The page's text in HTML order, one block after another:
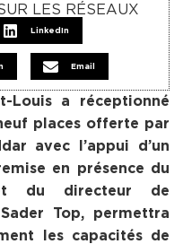
LES RÉSEAUX
LinkedIn
Email
Louis a réceptionné
places offerte par
avec l’appui d’un
en présence du
du directeur de
Top, permettra
les capacités de